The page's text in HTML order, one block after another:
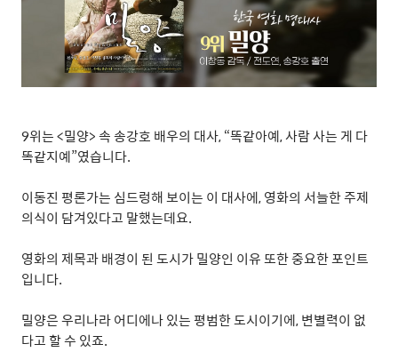
9위는<밀양>속 송강호 배우의 대사, “똑같아예,사람 사는 게 다
똑같지예”였습니다.
이동진 평론가는 심드렁해 보이는 이 대사에,영화의 서늘한 주제
의식이 담겨있다고 말했는데요.
영화의 제목과 배경이 된 도시가 밀양인 이유 또한 중요한 포인트
입니다.
밀양은 우리나라 어디에나 있는 평범한 도시이기에,변별력이 없
다고 할 수 있죠.